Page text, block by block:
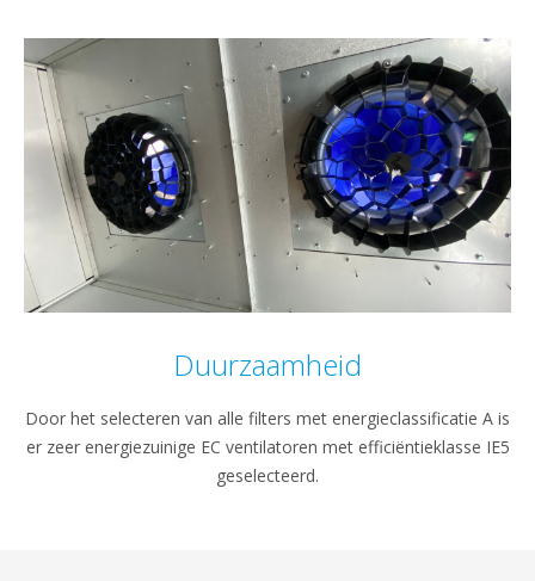
Duurzaamheid
Door het selecteren van alle filters met energieclassificatie A is
er zeer energiezuinige EC ventilatoren met efficiëntieklasse IE5
geselecteerd.